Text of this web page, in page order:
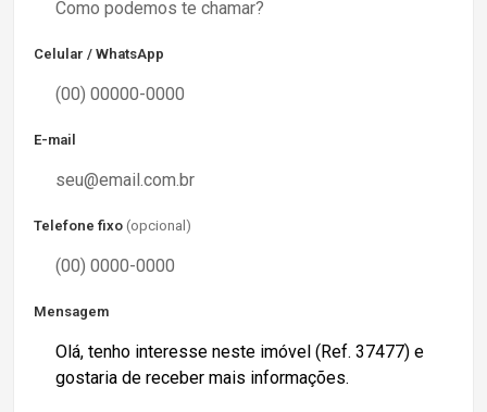
Celular / WhatsApp
E-mail
Telefone fixo (opcional)
Mensagem